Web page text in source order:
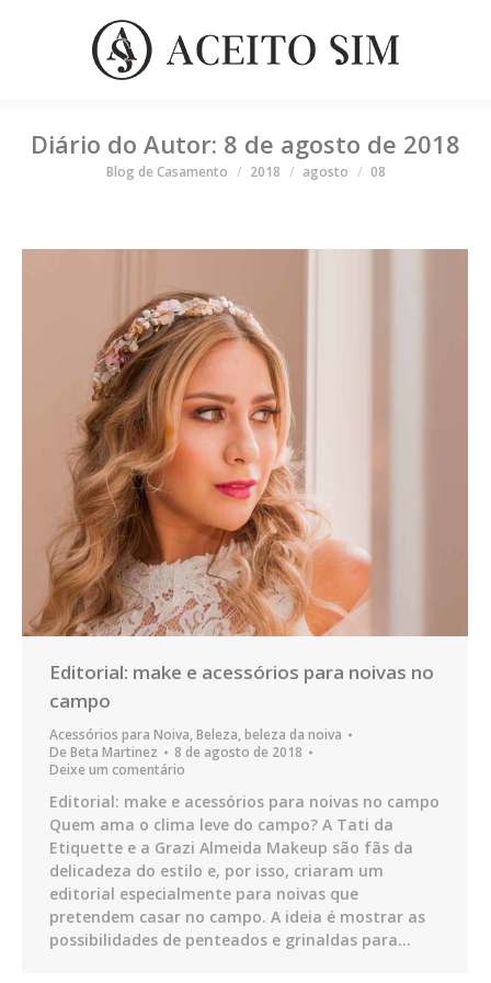
Diário do Autor: 8 de agosto de 2018
Você está aqui
Blog de Casamento 2018 agosto 08
Editorial: make e acessórios para noivas no
campo
Acessórios para Noiva,Beleza,beleza da noiva
De Beta Martinez
8 de agosto de 2018
Deixe um comentário
Editorial: make e acessórios para noivas no campo
Quem ama o clima leve do campo? A Tati da
Etiquette e a Grazi Almeida Makeup são fãs da
delicadeza do estilo e, por isso, criaram um
editorial especialmente para noivas que
pretendem casar no campo. A ideia é mostrar as
possibilidades de penteados e grinaldas para…